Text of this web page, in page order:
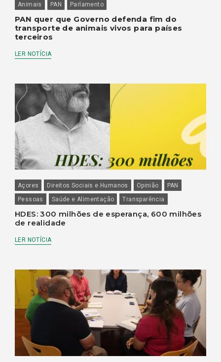
Animais PAN Parlamento
PAN quer que Governo defenda fim do
transporte de animais vivos para países
terceiros
LER NOTÍCIA
Açores Direitos Sociais e Humanos Opinião
PAN
Pessoas
Saúde e Alimentação Transparência
HDES: 300 milhões de esperança, 600 milhões
de realidade
LER NOTÍCIA